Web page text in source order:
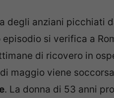
degli anziani picchiati
si verifica a
di ricovero in
maggio viene
. La donna di 53 anni